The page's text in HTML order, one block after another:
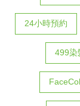
24小時預約
499染